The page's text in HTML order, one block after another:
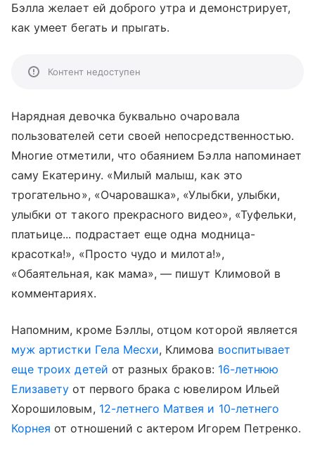
Бэлла желает ей доброго утра и демонстрирует,
как умеет бегать и прыгать.
Контент недоступен
Нарядная девочка буквально очаровала
пользователей сети своей непосредственностью.
Многие отметили, что обаянием Бэлла напоминает
саму Екатерину. «Милый малыш, как это
трогательно», «Очаровашка», «Улыбки, улыбки,
улыбки от такого прекрасного видео», «Туфельки,
платьице... подрастает еще одна модница-
красотка!», «Просто чудо и милота!»,
«Обаятельная, как мама», — пишут Климовой в
комментариях.
Напомним, кроме Бэллы, отцом которой является
муж артистки Гела Месхи, Климова воспитывает
еще троих детей от разных браков: 16-летнюю
Елизавету от первого брака с ювелиром Ильей
Хорошиловым, 12-летнего Матвея и 10-летнего
Корнея от отношений с актером Игорем Петренко.